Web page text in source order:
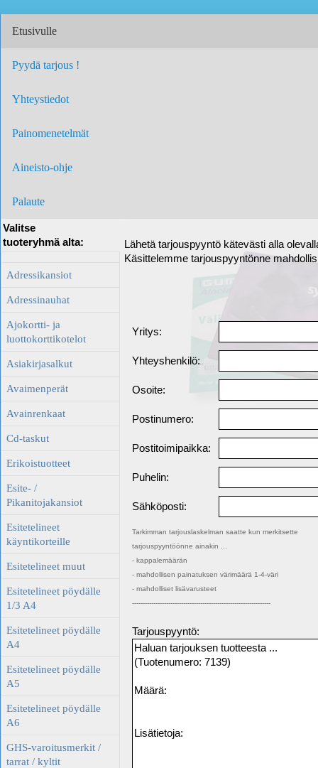
Etusivulle
Pyydä tarjous !
Yhteystiedot
Painomenetelmät
Aineisto-ohje
Palaute
Valitse
tuoteryhmä alta:
Adressikansiot
Adressinauhat
Ajokortti- ja
luottokorttikotelot
Asiakirjasalkut
Avaimenperät
Avainrenkaat
Cd-taskut
Erikoistuotteet
Esite- /
Pikanitojakansiot
Esitetelineet
käyntikorteille
Esitetelineet muut
Esitetelineet pöydälle
1/3 A4
Esitetelineet pöydälle
A4
Esitetelineet pöydälle
A5
Esitetelineet pöydälle
A6
GHS-varoitusmerkit /
tarrat / kyltit
Lähetä tarjouspyyntö kätevästi alla
Käsittelemme tarjouspyyntönne
Yritys:
Yhteyshenkilö:
Osoite:
Postinumero:
Postitoimipaikka:
Puhelin:
Sähköposti:
Tarkimman tarjouslaskelman saatte kun merkitsette
tarjouspyyntöönne ainakin ...
- kappalemäärän
- mahdollisen painatuksen värimäärä 1-4-väri
- mahdolliset lisävarusteet
-----------------------------------------------------------------
Tarjouspyyntö: